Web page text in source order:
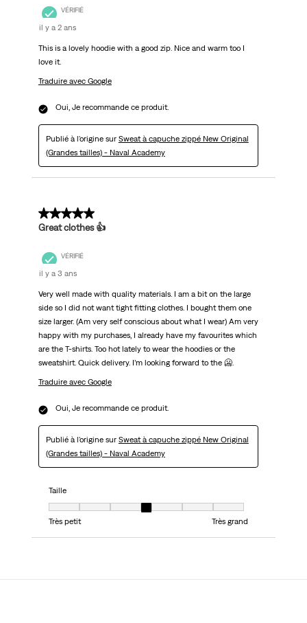
VÉRIFIÉ
il y a 2 ans
This is a lovely hoodie with a good zip. Nice and warm too I
love it.
Traduire avec Google
Oui, Je recommande ce produit.
Publié à l'origine sur Sweat à capuche zippé New Original
(Grandes tailles) - Naval Academy
5 sur 5 étoiles.
Great clothes 👍
VÉRIFIÉ
il y a 3 ans
Very well made with quality materials. I am a bit on the large
side so I did not want tight fitting clothes. I bought them one
size larger. (Am very self conscious about what I wear) Am very
happy with my purchases, I already have my favourites which
are the T-shirts. Too hot lately to wear the hoodies or the
sweatshirt. Quick delivery. I’m looking forward to the 🥶.
Traduire avec Google
Oui, Je recommande ce produit.
Publié à l'origine sur Sweat à capuche zippé New Original
(Grandes tailles) - Naval Academy
Taille
Taille, 4 sur 7, où 1 est égal à Très petit et 7 est égal à Très grand
Très petit
Très grand